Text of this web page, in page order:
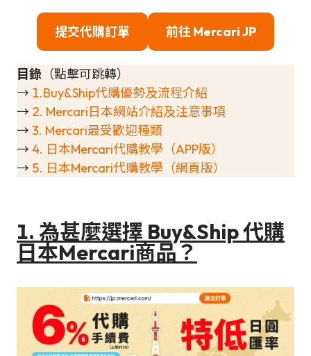
提交代購訂單 前往MercariJP
目錄 （點擊可跳轉）
→ 1.Buy&Ship代購優勢及流程介紹
→ 2. Mercari日本網站介紹及注意事項
→ 3. Mercari最受歡迎種類
→ 4. 日本Mercari代購教學（APP版）
→ 5. 日本Mercari代購教學（網頁版）
1. 為甚麼選擇 Buy&Ship 代購
日本Mercari商品？